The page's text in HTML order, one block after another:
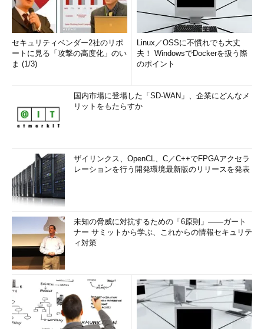
セキュリティベンダー2社のリポ
ートに見る「攻撃の高度化」のい
ま (1/3)
Linux／OSSに不慣れでも大丈
夫！ WindowsでDockerを扱う際
のポイント
国内市場に登場した「SD-WAN」、企業にどんなメ
リットをもたらすか
ザイリンクス、OpenCL、C／C++でFPGAアクセラ
レーションを行う開発環境最新版のリリースを発表
未知の脅威に対抗するための「6原則」――ガート
ナー サミットから学ぶ、これからの情報セキュリテ
ィ対策